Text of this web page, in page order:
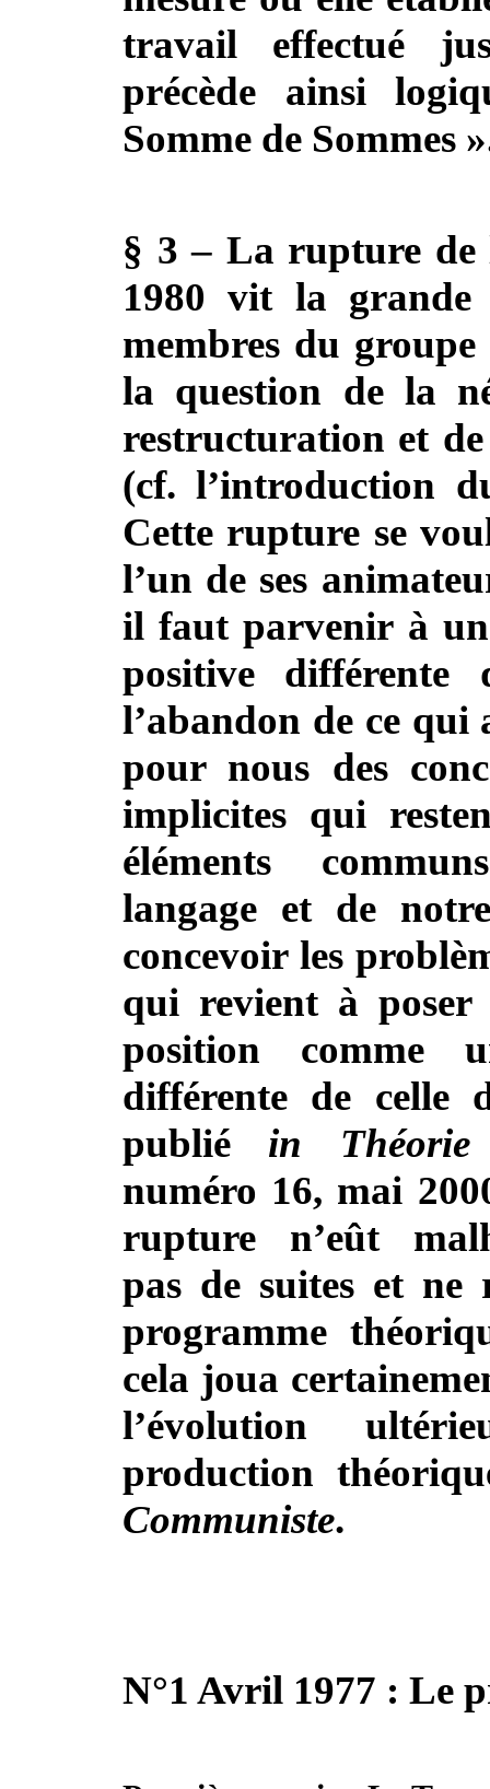
travail effectué
précède ainsi
Somme de Sommes
§ 3 – La rupture de
1980 vit la grande
membres du
la question de la
restructuration et
(cf. l’introduction
Cette rupture se
l’un de ses
il faut parvenir à
positive différente
l’abandon de ce qui
pour nous des
implicites qui
éléments
langage et de
concevoir les
qui revient à
position comme
différente de celle
publié in
numéro 16, mai
rupture n’eût
pas de suites et ne
programme
cela joua
l’évolution
production
Communiste.
N°1 Avril 1977 : Le